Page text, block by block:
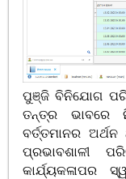
ପୁଞ୍ଜି ବିନିଯୋଗ
ତନ୍ତ୍ର ଭାବରେ
ବର୍ତ୍ତମାନର
ପ୍ରଭାବଶାଳୀ
କାର୍ଯ୍ୟକଳାପର